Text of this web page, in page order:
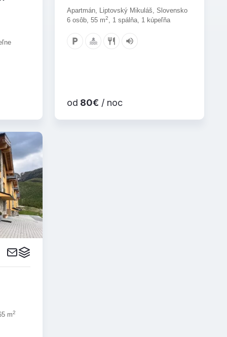
Apartmán, Liptovský Mikuláš, Slovensko
6 osôb, 55 m2, 1 spálňa, 1 kúpeľňa
od 80€ / noc
m2